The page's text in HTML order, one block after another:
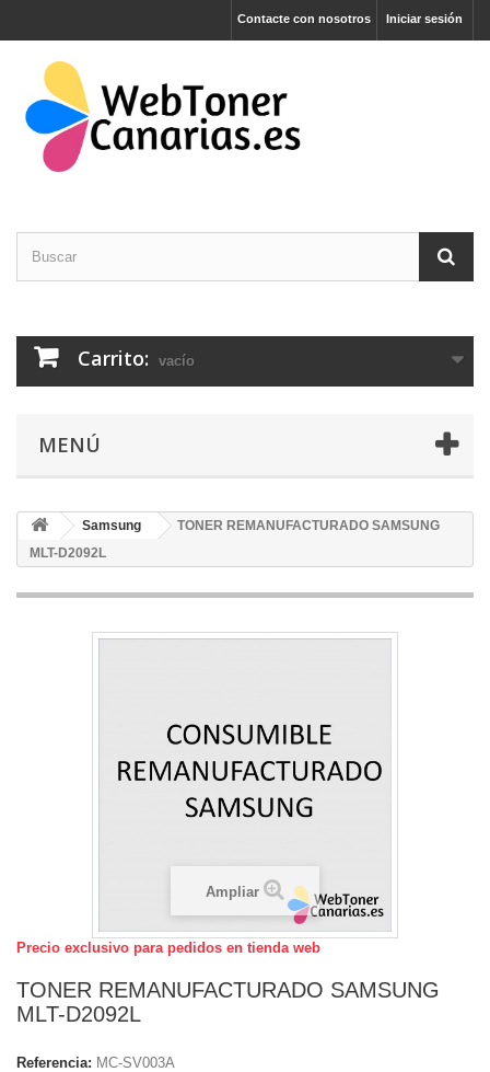
Iniciar sesión
Contacte con nosotros
Carrito: vacío
MENÚ
Samsung
TONER REMANUFACTURADO SAMSUNG
MLT-D2092L
Ampliar
Precio exclusivo para pedidos en tienda web
TONER REMANUFACTURADO SAMSUNG
MLT-D2092L
Referencia: MC-SV003A